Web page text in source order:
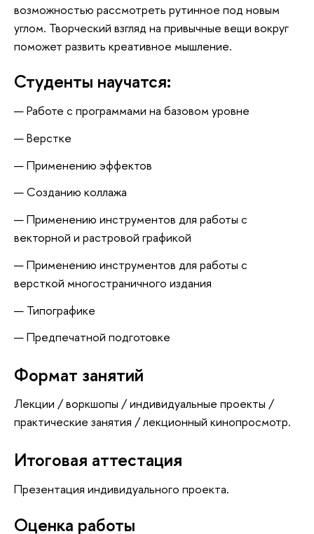
возможностью рассмотреть рутинное под новым
углом. Творческий взгляд на привычные вещи вокруг
поможет развить креативное мышление.
Студенты научатся:
Работе с программами на базовом уровне
Верстке
Применению эффектов
Созданию коллажа
Применению инструментов для работы с
векторной и растровой графикой
Применению инструментов для работы с
версткой многостраничного издания
Типографике
Предпечатной подготовке
Формат занятий
Лекции / воркшопы / индивидуальные проекты /
практические занятия / лекционный кинопросмотр.
Итоговая аттестация
Презентация индивидуального проекта.
Оценка работы